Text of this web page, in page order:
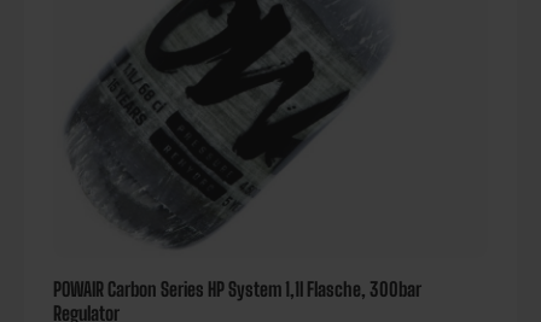
POWAIR Carbon Series HP System 1,1l Flasche, 300bar
Regulator